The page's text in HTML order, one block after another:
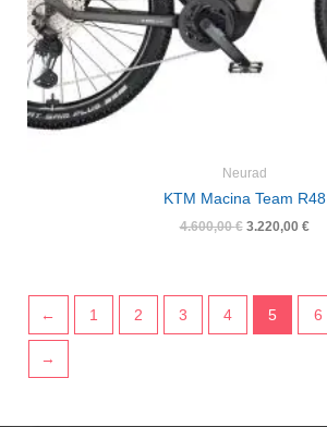
Neurad
KTM Macina Team R48
4.600,00€ 3.220,00 €
← 1 2 3 4 5 6
→